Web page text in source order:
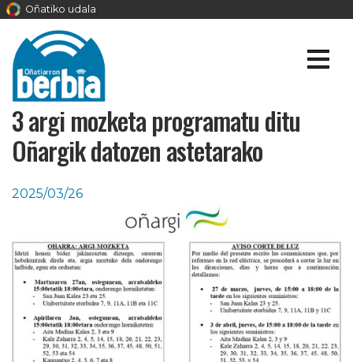
Oñatiko udala
3 argi mozketa programatu ditu
Oñargik datozen astetarako
2025/03/26